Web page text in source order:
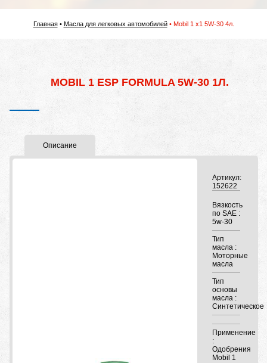
Главная Масла для легковых автомобилей Mobil 1 x1 5W-30 4л.
MOBIL 1 ESP FORMULA 5W-30 1Л.
Описание
Артикул:
152622
Вязкость
по SAE :
5w-30
Тип
масла :
Моторные
масла
Тип
основы
масла :
Синтетическое
Применение
:
Одобрения
Mobil 1